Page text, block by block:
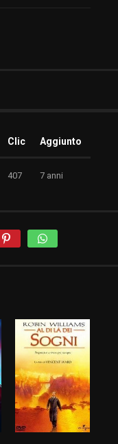
Clic Aggiunto
407 7 anni